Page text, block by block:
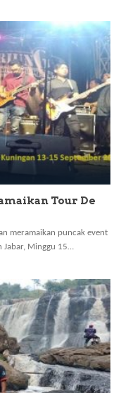
Tour De
meramaikan puncak event
Jabar, Minggu 15…